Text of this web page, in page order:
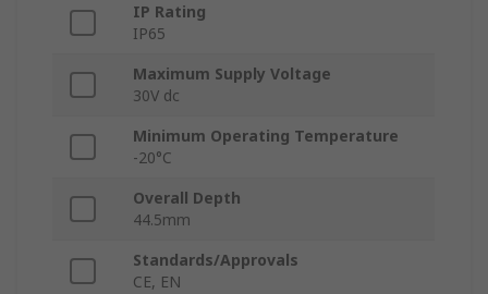
IP Rating
IP65
Maximum Supply Voltage
30V dc
Minimum Operating Temperature
-20°C
Overall Depth
44.5mm
Standards/Approvals
CE, EN